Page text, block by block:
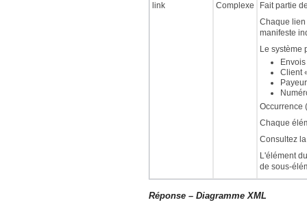
link Complexe
Fait partie
Chaque lien
manifeste
Le système
Client
Payeur
Occurrence
Chaque
Consultez
L'élément
de sous-
Réponse – Diagramme XML